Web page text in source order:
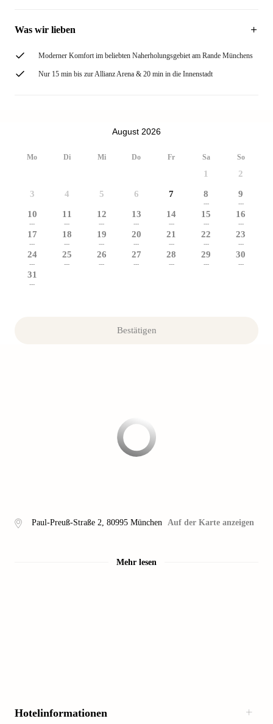
Was wir lieben
Moderner Komfort im beliebten Naherholungsgebiet am Rande Münchens
Nur 15 min bis zur Allianz Arena & 20 min in die Innenstadt
August 2026
Mo Di Mi Do Fr Sa So
1 2
3 4 5 6 7 8
---
9
---
10
---
11
---
12
---
13
---
14
---
15
---
16
---
17
---
18
---
19
---
20
---
21
---
22
---
23
---
24
---
25
---
26
---
27
---
28
---
29
---
30
---
31
---
Bestätigen
Paul-Preuß-Straße 2, 80995 München Auf der Karte anzeigen
Mehr lesen
Hotelinformationen